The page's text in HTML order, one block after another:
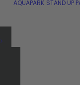
AQUAPARK STAND UP